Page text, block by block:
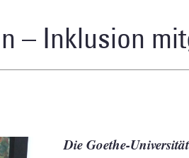
– Inklusion
Die Goethe-